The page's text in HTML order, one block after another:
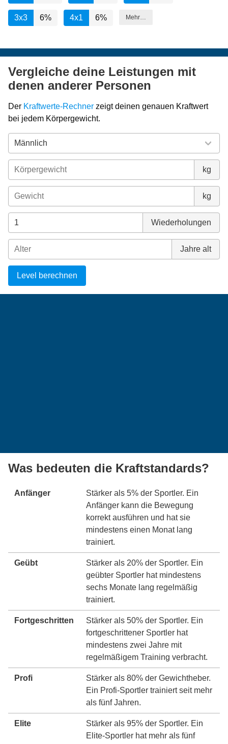
3x3 6% 4x1 6% Mehr…
Vergleiche deine Leistungen mit
denen anderer Personen
Der Kraftwerte-Rechner zeigt deinen genauen Kraftwert
bei jedem Körpergewicht.
kg
kg
Wiederholungen
Jahre alt
Level berechnen
Was bedeuten die Kraftstandards?
Anfänger
Stärker als 5% der Sportler. Ein
Anfänger kann die Bewegung
korrekt ausführen und hat sie
mindestens einen Monat lang
trainiert.
Geübt
Stärker als 20% der Sportler. Ein
geübter Sportler hat mindestens
sechs Monate lang regelmäßig
trainiert.
Fortgeschritten
Stärker als 50% der Sportler. Ein
fortgeschrittener Sportler hat
mindestens zwei Jahre mit
regelmäßigem Training verbracht.
Profi
Stärker als 80% der Gewichtheber.
Ein Profi-Sportler trainiert seit mehr
als fünf Jahren.
Elite
Stärker als 95% der Sportler. Ein
Elite-Sportler hat mehr als fünf